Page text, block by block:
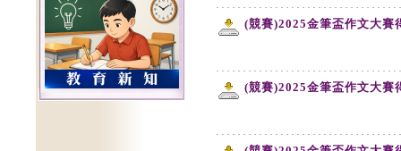
(競賽)2025金筆盃作文大賽
(競賽)2025金筆盃作文大賽